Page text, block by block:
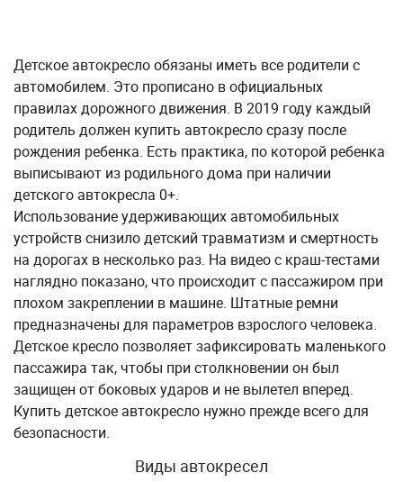
Детское автокресло обязаны иметь все родители с
автомобилем. Это прописано в официальных
правилах дорожного движения. В 2019 году каждый
родитель должен купить автокресло сразу после
рождения ребенка. Есть практика, по которой ребенка
выписывают из родильного дома при наличии
детского автокресла 0+.
Использование удерживающих автомобильных
устройств снизило детский травматизм и смертность
на дорогах в несколько раз. На видео с краш-тестами
наглядно показано, что происходит с пассажиром при
плохом закреплении в машине. Штатные ремни
предназначены для параметров взрослого человека.
Детское кресло позволяет зафиксировать маленького
пассажира так, чтобы при столкновении он был
защищен от боковых ударов и не вылетел вперед.
Купить детское автокресло нужно прежде всего для
безопасности.
Виды автокресел